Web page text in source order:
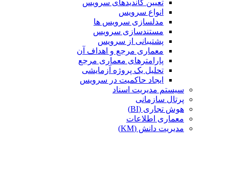
تعیین کاندیدهای سرویس
انواع سرویس
مدلسازی سرویس ها
مستندسازی سرویس
پشتیبانی از سرویس
معماری مرجع و اهداف آن
پارامترهای معماری مرجع
تحلیل یک پروژه آزمایشی
ایجاد حاکمیت در سرویس
سیستم مدیریت اسناد
پرتال سازمانی
هوش تجاری (BI)
معماری اطلاعات
مدیریت دانش (KM)